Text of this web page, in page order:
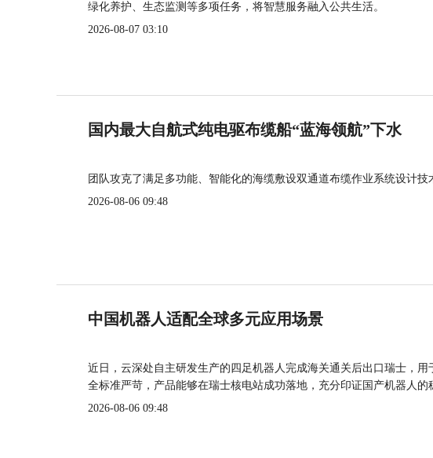
绿化养护、生态监测等多项任务，将智慧服务融入公共生活。
2026-08-07 03:10
国内最大自航式纯电驱布缆船“蓝海领航”下水
团队攻克了满足多功能、智能化的海缆敷设双通道布缆作业系统设计技
2026-08-06 09:48
中国机器人适配全球多元应用场景
近日，云深处自主研发生产的四足机器人完成海关通关后出口瑞士，
全标准严苛，产品能够在瑞士核电站成功落地，充分印证国产机器人的
2026-08-06 09:48